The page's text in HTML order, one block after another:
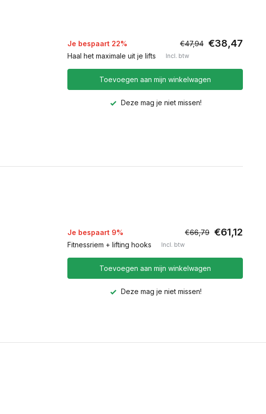
Je bespaart 22% €47,94 €38,47
Haal het maximale uit je lifts Incl. btw
Toevoegen aan mijn winkelwagen
Deze mag je niet missen!
Je bespaart 9% €66,79 €61,12
Fitnessriem + lifting hooks Incl. btw
Toevoegen aan mijn winkelwagen
Deze mag je niet missen!